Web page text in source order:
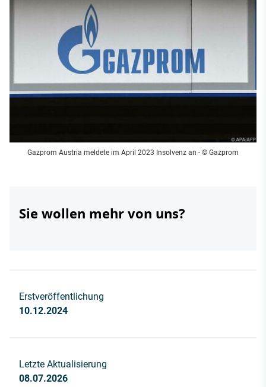
Gazprom Austria meldete im April 2023 Insolvenz an - © Gazprom
Sie wollen mehr von uns?
Erstveröffentlichung
10.12.2024
Letzte Aktualisierung
08.07.2026